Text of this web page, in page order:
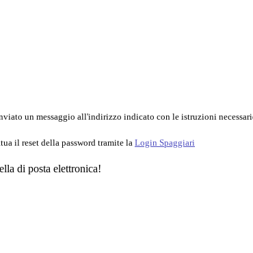
un messaggio all'indirizzo indicato con le istruzioni
il reset della password tramite la Login Spaggiari
di posta elettronica!